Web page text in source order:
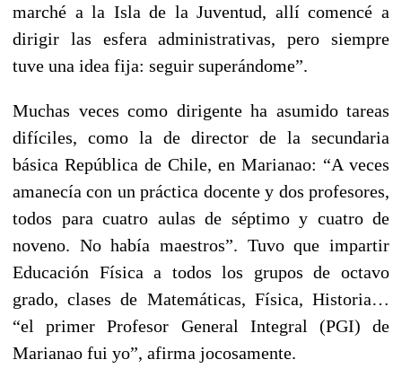
marché a la Isla de la Juventud, allí comencé a
dirigir las esfera administrativas, pero siempre
tuve una idea fija: seguir superándome”.
Muchas veces como dirigente ha asumido tareas
difíciles, como la de director de la secundaria
básica República de Chile, en Marianao: “A veces
amanecía con un práctica docente y dos profesores,
todos para cuatro aulas de séptimo y cuatro de
noveno. No había maestros”. Tuvo que impartir
Educación Física a todos los grupos de octavo
grado, clases de Matemáticas, Física, Historia…
“el primer Profesor General Integral (PGI) de
Marianao fui yo”, afirma jocosamente.